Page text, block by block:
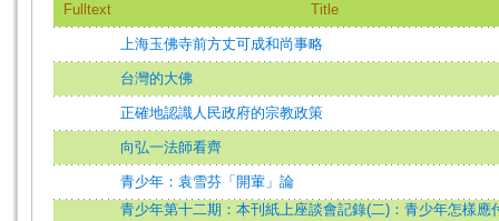
Fulltext Title
上海玉佛寺前方丈可成和尚事略
台灣的大佛
正確地認識人民政府的宗教政策
向弘一法師看齊
青少年：袁雪芬「開葷」論
青少年第十二期：本刊紙上座談會記錄(二)：青少年怎樣應